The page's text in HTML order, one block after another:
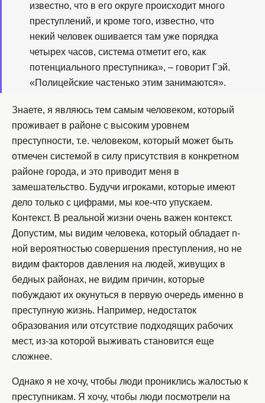
известно, что в его округе происходит много
преступлений, и кроме того, известно, что
некий человек ошивается там уже порядка
четырех часов, система отметит его, как
потенциального преступника», – говорит Гэй.
«Полицейские частенько этим занимаются».
Знаете, я являюсь тем самым человеком, который
проживает в районе с высоким уровнем
преступности, т.е. человеком, который может быть
отмечен системой в силу присутствия в конкретном
районе города, и это приводит меня в
замешательство. Будучи игроками, которые имеют
дело только с цифрами, мы кое-что упускаем.
Контекст. В реальной жизни очень важен контекст.
Допустим, мы видим человека, который обладает n-
ной вероятностью совершения преступления, но не
видим факторов давления на людей, живущих в
бедных районах, не видим причин, которые
побуждают их окунуться в первую очередь именно в
преступную жизнь. Например, недостаток
образования или отсутствие подходящих рабочих
мест, из-за которой выживать становится еще
сложнее.
Однако я не хочу, чтобы люди прониклись жалостью к
преступникам. Я хочу, чтобы люди посмотрели на